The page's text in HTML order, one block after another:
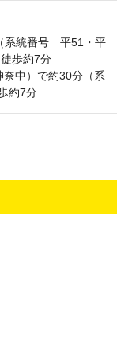
系統番号 平51・平
歩約7分
中）で約30分（系
約7分